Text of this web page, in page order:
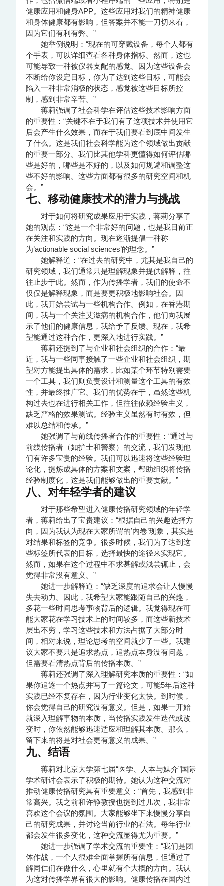
健康应用和健身APP。这些应用对我们的精神健康
和身体健康都有影响，但答案并不能一刀切来看，
因为它们有利有弊。”
她举例说明：“现在的可穿戴设备，每个人都有
个手表，可以详细查看各种身体指标。然而，这也
可能导致一种被仪器支配的感觉。因为这些设备会
不断给你设定目标，你为了达到这些目标，可能会
陷入一种非常消极的状态，感觉被这些目标所控
制，感到非常辛苦。”
蒋莉强调了社会科学在评估这些技术影响方面
的重要性：“关键不在于我们有了这项技术并使用它
后会产生什么效果，而在于我们要看到底中间发生
了什么。这是我们社会科学能为这个领域做出贡献
的重要一部分。我们比其他学科更懂得如何评估哪
些是好的，哪些是不好的，以及如何规避和调整这
些不好的影响。这些方面都有很多的研究空间和机
会。”
七、移动健康技术的潜力与挑战
对于如何将研究成果应用于实践，蒋莉分享了
她的观点：“这是一个非常好的问题，也是我目前正
在关注和实践的方向。现在逐渐提倡一种称
为’actionable social sciences’的理念。”
她解释道：“在过去的研究中，尤其是我自己的
研究领域，我们通常只是理解现象并提供解释，往
往止步于此。然而，作为传播学者，我们的使命不
仅仅是解释现象，而是要更积极地影响社会。因
此，我开始尝试与一些机构合作。例如，在香港期
间，我与一个关注艾滋病的机构合作，他们向我展
示了他们的健康信息，我给予了反馈。现在，我希
望能通过这种合作，更深入地进行实践。”
蒋莉还提到了与企业和社会组织的合作：“最
近，我与一些同事接触了一些企业和社会组织，期
望对方能提出具体的需求，比如某个环节特别需要
一个工具，我们则负责设计和测量这个工具的有效
性，并最终推广它。我们的优势在于，虽然这些机
构过去也在进行相关工作，但往往依赖经验主义，
缺乏严格的效果测试。经验主义虽然有时有效，但
难以总结和传承。”
她强调了与前线传播者合作的重要性：“通过与
前线传播者（如护士和警察）的交流，我们发现他
们有许多宝贵的经验。我们可以迅速将这些经验理
论化，提炼成具体的方案和文案，帮助组织将传播
经验制度化，这是我们能够做出的重要贡献。”
八、对年轻学者的建议
对于那些希望进入健康传播研究领域的年轻学
者，蒋莉给出了宝贵建议：“根据自己的兴趣选择方
向，因为我认为现在大家所谓的’内卷’现象，其实是
对结果和标签的竞争。很多时候，我们为了达到这
些标签所代表的目标，选择最快的途径来实现它。
然而，如果在这个过程中不求甚解或浅尝辄止，会
觉得非常没有意义。”
她进一步解释道：“缺乏深度的追求会让人慢慢
失去动力。因此，我希望大家能跟随自己的兴趣，
多花一些时间思考事物背后的逻辑。我觉得现在可
能大家花在学习技术上的时间较多，而这些新技术
层出不穷，学习这些技术和方法占据了大部分时
间，相对来说，理论思考的空间就少了一些。我建
议大家不要只是追求热点，追热点本身没有问题，
但需要看清热点背后的传播本质。”
蒋莉还强调了深入理解研究本质的重要性：“如
果你追逐一个热点并写了一篇论文，可能5年后这种
实践已经不复存在，因为行业变化太快。到时候，
你会觉得自己的研究没有意义。但是，如果一开始
就深入理解事物的本质，当传播实践发生迭代或改
变时，你依然能够迅速适应和理解其本质。那么，
留下来的将是对社会更有意义的成果。”
九、结语
蒋莉对北京大学第七届“医学、人本与媒介”国际
学术研讨会表示了积极的期待。她认为这种交流对
推动健康传播研究具有重要意义：“首先，我感到非
常高兴。我之前和许静教授也提到过几次，我非常
喜欢这个会议的氛围。大家能够坐下来慢慢分享自
己的研究成果，并讨论当前行业的看法。每年行业
都会发生很多变化，这种交流显得尤为重要。”
她进一步强调了学术交流的重要性：“我们是团
体作战，一个人很难全面掌握所有信息，但通过了
解同仁们在做什么，心里就有个大概的方向。我认
为这对传播学界有很大的影响。健康传播在国内过